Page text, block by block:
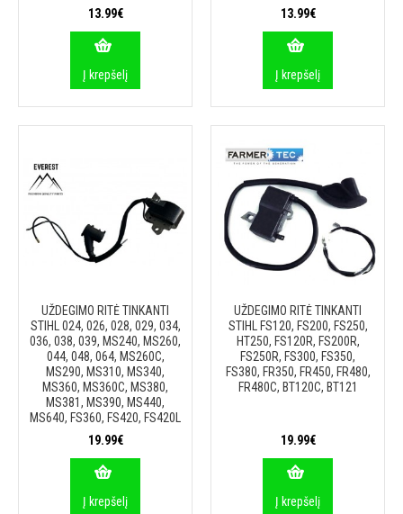
13.99€
Į krepšelį
13.99€
Į krepšelį
UŽDEGIMO RITĖ TINKANTI
STIHL 024, 026, 028, 029, 034,
036, 038, 039, MS240, MS260,
044, 048, 064, MS260C,
MS290, MS310, MS340,
MS360, MS360C, MS380,
MS381, MS390, MS440,
MS640, FS360, FS420, FS420L
19.99€
Į krepšelį
UŽDEGIMO RITĖ TINKANTI
STIHL FS120, FS200, FS250,
HT250, FS120R, FS200R,
FS250R, FS300, FS350,
FS380, FR350, FR450, FR480,
FR480C, BT120C, BT121
19.99€
Į krepšelį